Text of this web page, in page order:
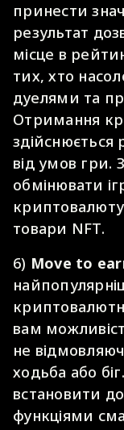
принести
результат
місце в
тих, хто
дуелями та
Отримання
від умов гри.
обмінювати
товари NFT.
6) Move to
вам
не
ходьба або
встановити
функціями